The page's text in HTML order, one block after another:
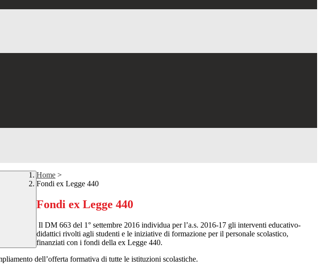
Home >
Fondi ex Legge 440
Fondi ex Legge 440
Il DM 663 del 1° settembre 2016 individua per l’a.s. 2016-17 gli interventi educativo-
didattici rivolti agli studenti e le iniziative di formazione per il personale scolastico,
finanziati con i fondi della ex Legge 440.
dell’offerta formativa di tutte le istituzioni scolastiche.